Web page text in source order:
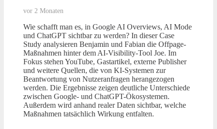
vor 2 Monaten
Wie schafft man es, in Google AI Overviews, AI Mode
und ChatGPT sichtbar zu werden? In dieser Case
Study analysieren Benjamin und Fabian die Offpage-
Maßnahmen hinter dem AI-Visibility-Tool Joe. Im
Fokus stehen YouTube, Gastartikel, externe Publisher
und weitere Quellen, die von KI-Systemen zur
Beantwortung von Nutzeranfragen herangezogen
werden. Die Ergebnisse zeigen deutliche Unterschiede
zwischen Google- und ChatGPT-Ökosystemen.
Außerdem wird anhand realer Daten sichtbar, welche
Maßnahmen tatsächlich Wirkung entfalten.